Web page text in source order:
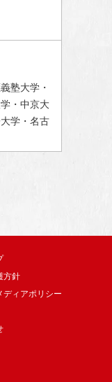
塾大学・
・中京大
学・名古
方針
ディアポリシー